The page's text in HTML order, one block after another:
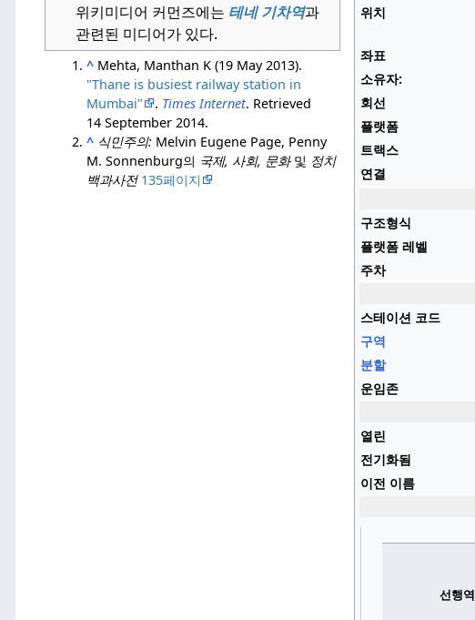
위치
좌표
소유자:
회선
플랫폼
트랙스
연결
구조형식
플랫폼 레벨
주차
스테이션 코드
구역
분할
운임존
열린
전기화됨
이전 이름
선행역
위키미디어 커먼즈에는 테네 기차역과
관련된 미디어가 있다.
^ Mehta, Manthan K (19 May 2013).
"Thane is busiest railway station in
Mumbai"
. Times Internet. Retrieved
14 September 2014.
^ 식민주의: Melvin Eugene Page, Penny
M. Sonnenburg의 국제, 사회, 문화및 정치
백과사전 135페이지